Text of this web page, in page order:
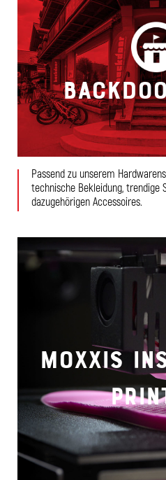
Passend zu unserem
technische Bekleidung, trendige
dazugehörigen Accessoires.
MOXXIS